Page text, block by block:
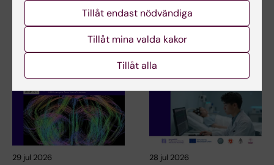
Sensommarsolen värmde över
Stockholm när Karolinska
Institutet deltog i…
Universitetet i Bonn, Reykjavík
University och Radboud
29 jul 2026 28 jul 2026
Tillåt endast nödvändiga
Tillåt mina valda kakor
Tillåt alla